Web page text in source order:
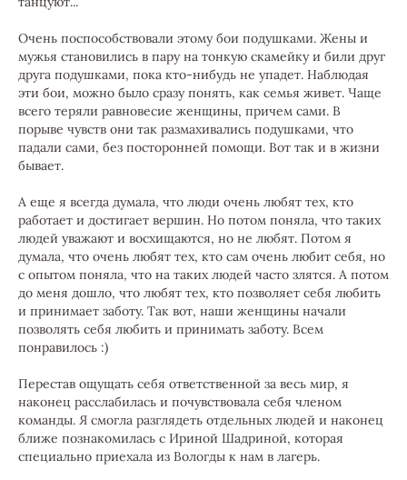
Очень поспособствовали этому бои подушками. Жены и
мужья становились в пару на тонкую скамейку и били друг
друга подушками, пока кто-нибудь не упадет. Наблюдая
эти бои, можно было сразу понять, как семья живет. Чаще
всего теряли равновесие женщины, причем сами. В
порыве чувств они так размахивались подушками, что
падали сами, без посторонней помощи. Вот так и в жизни
бывает.
А еще я всегда думала, что люди очень любят тех, кто
работает и достигает вершин. Но потом поняла, что таких
людей уважают и восхищаются, но не любят. Потом я
думала, что очень любят тех, кто сам очень любит себя, но
с опытом поняла, что на таких людей часто злятся. А потом
до меня дошло, что любят тех, кто позволяет себя любить
и принимает заботу. Так вот, наши женщины начали
позволять себя любить и принимать заботу. Всем
понравилось :)
Перестав ощущать себя ответственной за весь мир, я
наконец расслабилась и почувствовала себя членом
команды. Я смогла разглядеть отдельных людей и наконец
ближе познакомилась с Ириной Шадриной, которая
специально приехала из Вологды к нам в лагерь.